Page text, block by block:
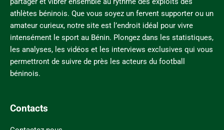
athlètes béninois. Que vous soyez un fervent supporter ou un
amateur curieux, notre site est l’endroit idéal pour vivre
intensément le sport au Bénin. Plongez dans les statistiques,
les analyses, les vidéos et les interviews exclusives qui vous
permettront de suivre de près les acteurs du football
béninois.
Contacts